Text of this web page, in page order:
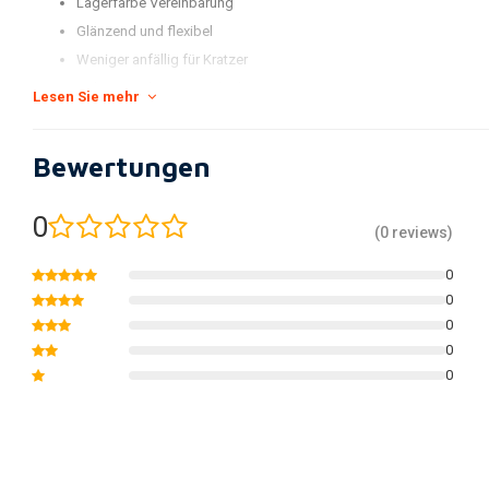
Glänzend und flexibel
Weniger anfällig für Kratzer
Halten Sie die KTM-Farbe besser
* Das Standard-MX-Replica-Kunststoffkit von Polisport umfasst ein
Nummernschild, Gabelschutz, Seitenwände und Kühlerschaufeln.
(Dies kann von KTM-Modell zu Modell variieren, sehen Sie sich die
Lesen Sie mehr
Bewertungen
0 (0 reviews)
0
0
0
0
0